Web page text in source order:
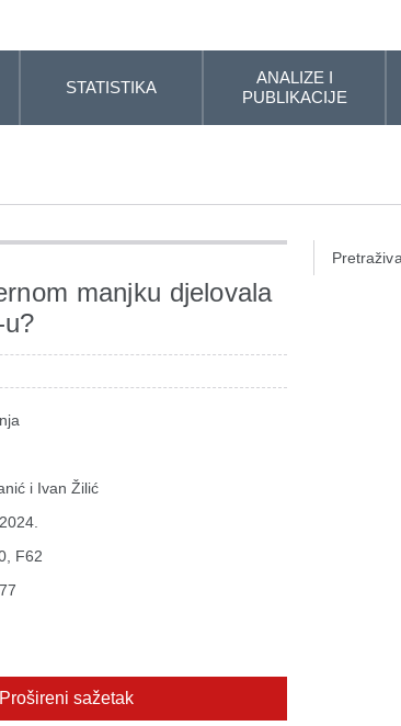
STATISTIKA
ANALIZE I
PUBLIKACIJE
manjku djelovala
i Ivan Žilić
F62
sažetak